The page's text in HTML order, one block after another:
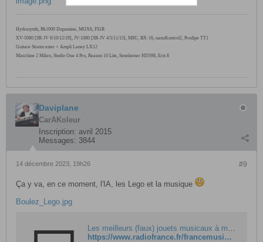
Hydrasynth, PA1000 Dopamine, MOX6, FS1R
XV-5080 [SR-JV 6/10/12/19], JV-1080 [SR-JV 4/5/11/15], M8U, BX-16, nanoKontrol2, Prodipe TT1
Guitare Stratocaster + Ampli Laney LX12
Maschine 2 Mikro, Studio One 4 Pro, Reason 10 Lite, Sennheiser HD598, Eris 8
Daviplane
CarAKoleur
Inscription: avril 2015
Messages: 3844
#9
14 décembre 2023, 19h26
Ça y va, en ce moment, l'IA, les Lego et la musique
Boulez_Lego.jpg
Les meilleurs (faux) jouets musicaux à mettre sous le sapin de Noël
https://www.radiofrance.fr/francemusique/les-meilleurs-faux-jouets-musicaux-a-mettre-sous-le-sapin-de-noel-4513190